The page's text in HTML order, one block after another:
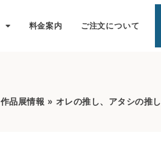
料金案内
ご注文について
作品展情報 » オレの推し、アタシの推し